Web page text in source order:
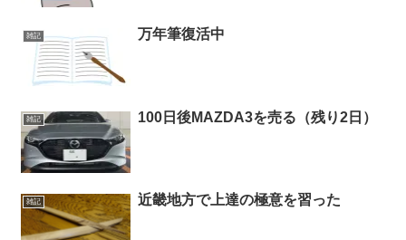
雑記 万年筆復活中
雑記 100日後MAZDA3を売る（残り2日）
雑記 近畿地方で上達の極意を習った